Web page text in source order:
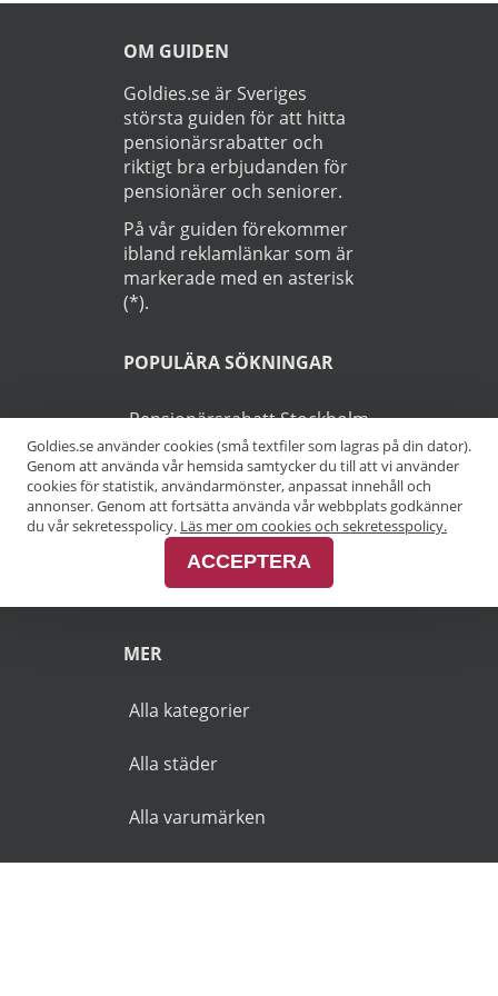
OM GUIDEN
Goldies.se är Sveriges
största guiden för att hitta
pensionärsrabatter och
riktigt bra erbjudanden för
pensionärer och seniorer.
På vår guiden förekommer
ibland reklamlänkar som är
markerade med en asterisk
(*).
POPULÄRA SÖKNINGAR
Pensionärsrabatt Stockholm
Pensionärsrabatt Göteborg
Pensionärsrabatt Malmö
Pensionärsrabatt Skåne
MER
Alla kategorier
Alla städer
Alla varumärken
Goldies.se använder cookies (små textfiler som lagras på din dator).
Genom att använda vår hemsida samtycker du till att vi använder
cookies för statistik, användarmönster, anpassat innehåll och
annonser. Genom att fortsätta använda vår webbplats godkänner
du vår sekretesspolicy. Läs mer om cookies och sekretesspolicy.
ACCEPTERA